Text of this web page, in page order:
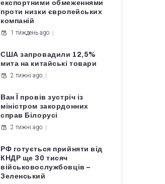
експортними обмеженнями
проти низки європейських
компаній
1 тиждень ago
США запровадили 12,5%
мита на китайські товари
2 тижні ago
Ван Ї провів зустріч із
міністром закордонних
справ Білорусі
2 тижні ago
РФ готується прийняти від
КНДР ще 30 тисяч
військовослужбовців –
Зеленський